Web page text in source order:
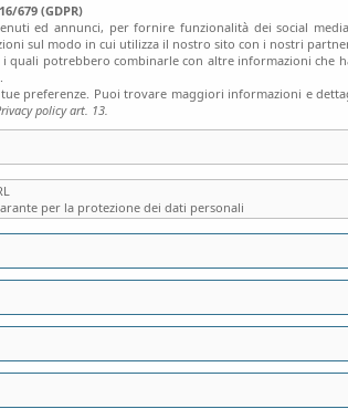
679 (GDPR)
ed annunci, per fornire funzionalità dei social
sul modo in cui utilizza il nostro sito con i nostri
i quali potrebbero combinarle con altre informazioni che
preferenze. Puoi trovare maggiori informazioni e
policy art. 13.
per la protezione dei dati personali